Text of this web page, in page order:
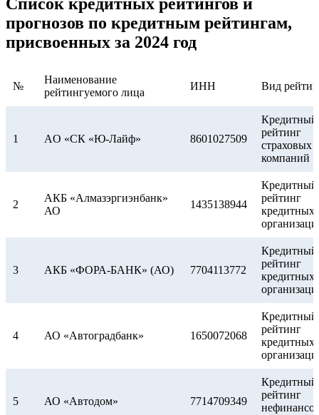
8
ООО «СК «Капитал-
полис»
7838066700
Кредитный
рейтинг
9 AO «СК «Ю-Лайф» 8601027509
Кредитный
страховых
компаний
10 АО «Датабанк» 1835047032
Кредитный
рейтинг
кредитных
11 ООО «Антерра» 7730176955
Кредитный
рейтинг
компаний
12 7831001013
Кредитный
рейтинг
кредитных
13 ООО ПКО «Вернём» 5611067262
Кредитный
рейтинг
компаний
прогнозов по кредитным рейтингам,
присвоенных за 2024 год
№
Наименование
рейтингуемого лица
ИНН Вид
1 AO «СК «Ю-Лайф» 8601027509
Кредитный
рейтинг
страховых
компаний
2
АКБ «Алмазэргиэнбанк»
АО
1435138944
Кредитный
рейтинг
кредитных
3 АКБ «ФОРА-БАНК» (АО) 7704113772
Кредитный
рейтинг
кредитных
4 АО «Автоградбанк» 1650072068
Кредитный
рейтинг
кредитных
5 АО «Автодом» 7714709349
Кредитный
рейтинг